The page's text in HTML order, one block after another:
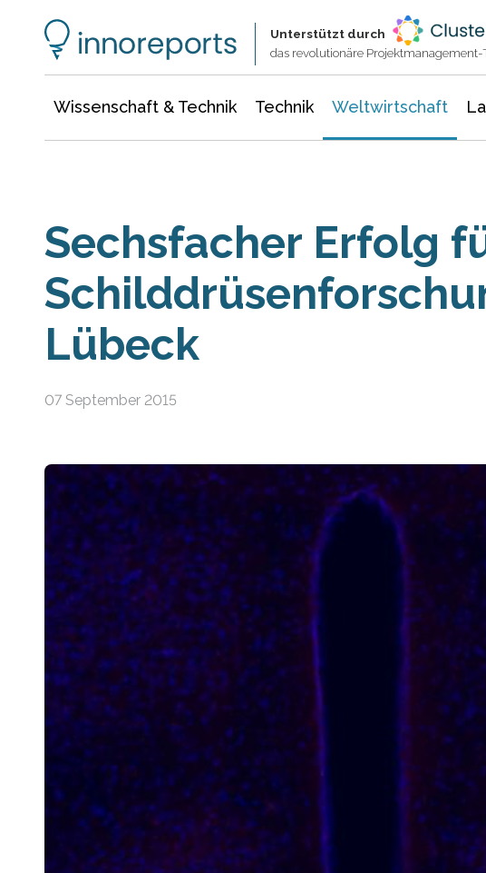
Unterstützt durch
das revolutionäre Projektmanagement-
Wissenschaft & Technik Technik Weltwirtschaft
Sechsfacher Erfolg
Lübeck
07 September 2015